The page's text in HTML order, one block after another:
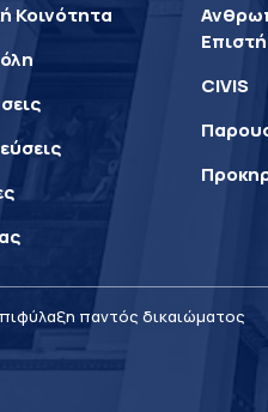
Κοινότητα
CIVIS
παντός δικαιώματος